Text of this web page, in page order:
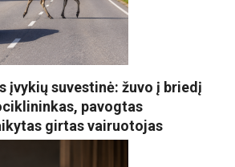
įvykių suvestinė: žuvo į briedį
pavogtas
girtas vairuotojas